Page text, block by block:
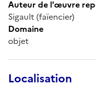
Auteur de l'œuvre
Sigault (faïencier)
Domaine
objet
Localisation